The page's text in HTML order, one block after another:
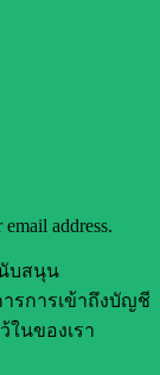
address.
บสนุน
รการเข้าถึงบัญชี
นของเรา